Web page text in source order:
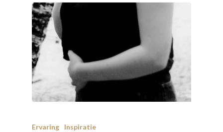
Ervaring Inspiratie